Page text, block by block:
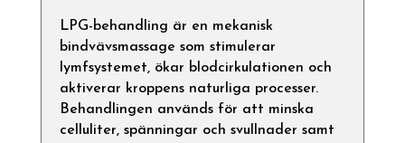
LPG-behandling är en mekanisk
bindvävsmassage som stimulerar
lymfsystemet, ökar blodcirkulationen och
aktiverar kroppens naturliga processer.
Behandlingen används för att minska
celluliter, spänningar och svullnader samt